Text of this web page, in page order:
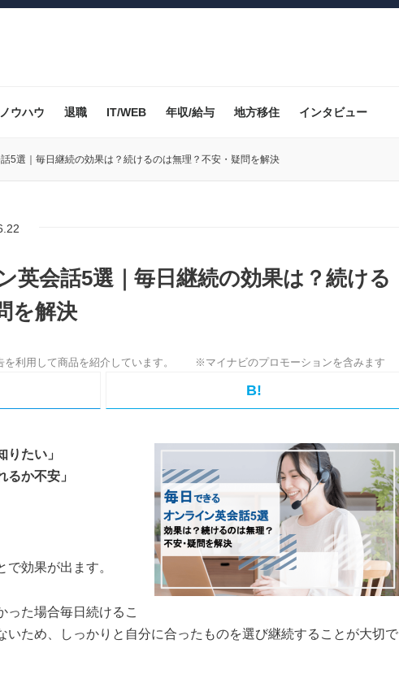
ウハウ 退職 IT/WEB 年収/給与 地方移住 インタビュー
5選｜毎日継続の効果は？続けるのは無理？不安・疑問を解決
英会話5選｜毎日継続の効果は？続ける
を解決
B!
りたい」
るか不安」
効果が出ます。
った場合毎日続けるこ
いため、しっかりと自分に合ったものを選び継続することが大切で